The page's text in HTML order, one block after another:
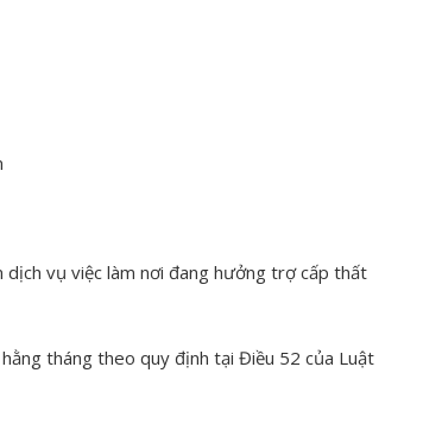
vụ việc làm nơi đang hưởng trợ cấp thất
tháng theo quy định tại Điều 52 của Luật